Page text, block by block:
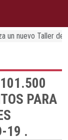
un nuevo Taller
101.500
PARA
19 .